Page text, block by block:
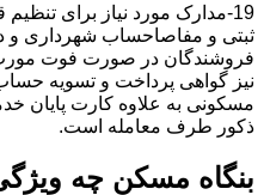
19-مدارک مورد نیاز برای
ثبتی و مفاصاحساب شهرداری و
فروشندگان در صورت فوت مورث
نیز گواهی پرداخت و تسویه
مسکونی به علاوه کارت پایان
ذکور طرف معامله است.
بنگاه مسکن چه